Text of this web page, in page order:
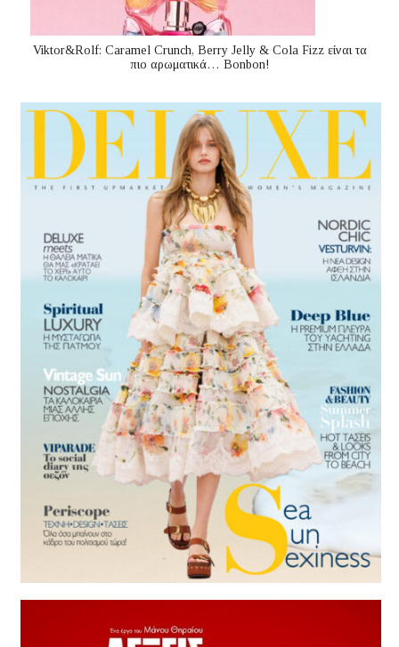
Viktor&Rolf: Caramel Crunch, Berry Jelly & Cola Fizz είναι τα
πιο αρωματικά… Bonbon!